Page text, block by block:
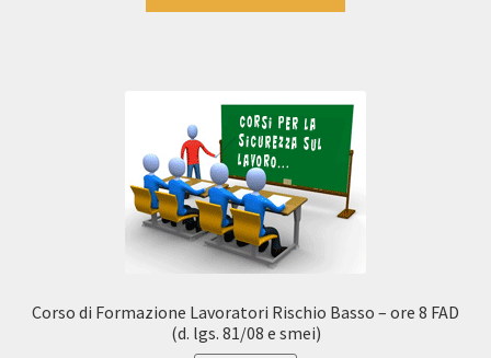
era:
è:
Corso di Formazione Lavoratori Rischio Basso – ore 8 FAD
(d. lgs. 81/08 e smei)